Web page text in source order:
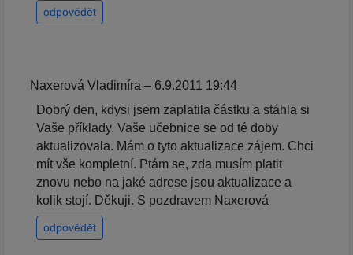
odpovědět
Naxerová Vladimíra – 6.9.2011 19:44
Dobrý den, kdysi jsem zaplatila částku a stáhla si
Vaše příklady. Vaše učebnice se od té doby
aktualizovala. Mám o tyto aktualizace zájem. Chci
mít vše kompletní. Ptám se, zda musím platit
znovu nebo na jaké adrese jsou aktualizace a
kolik stojí. Děkuji. S pozdravem Naxerová
odpovědět